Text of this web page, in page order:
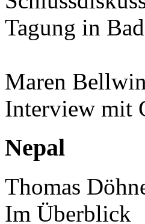
Tagung in
Maren
Interview mit
Nepal
Thomas
Im Überblick